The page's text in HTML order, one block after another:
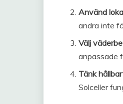
Använd
andra inte
Välj
anpassade
Tänk
Solceller